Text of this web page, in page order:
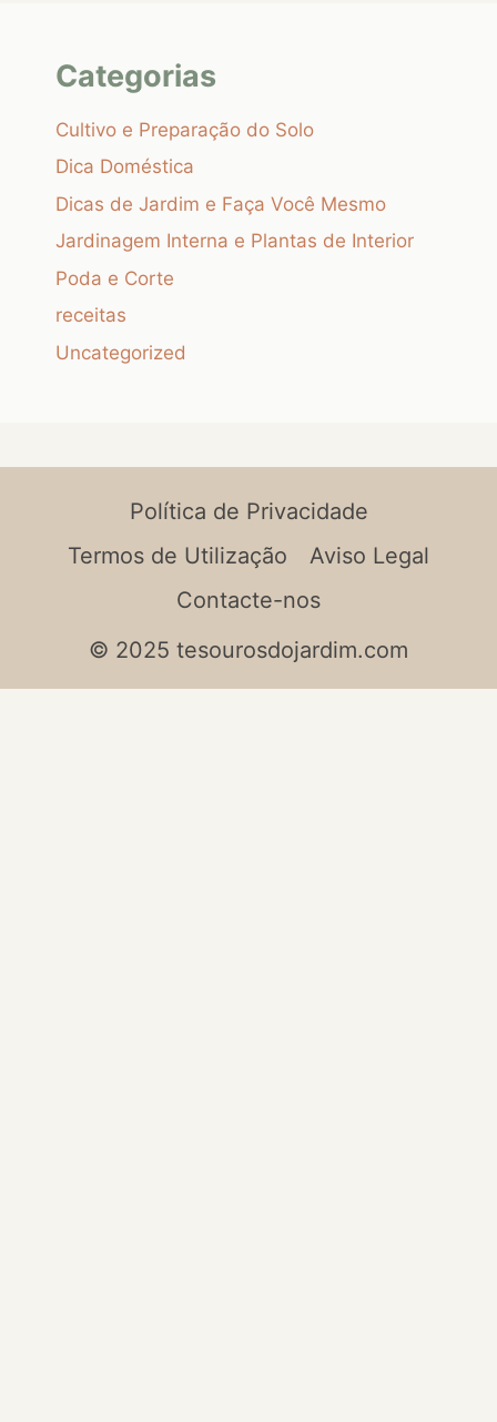
Categorias
Cultivo e Preparação do Solo
Dica Doméstica
Dicas de Jardim e Faça Você Mesmo
Jardinagem Interna e Plantas de Interior
Poda e Corte
receitas
Uncategorized
Política de Privacidade
Termos de Utilização
Aviso Legal
Contacte-nos
© 2025 tesourosdojardim.com